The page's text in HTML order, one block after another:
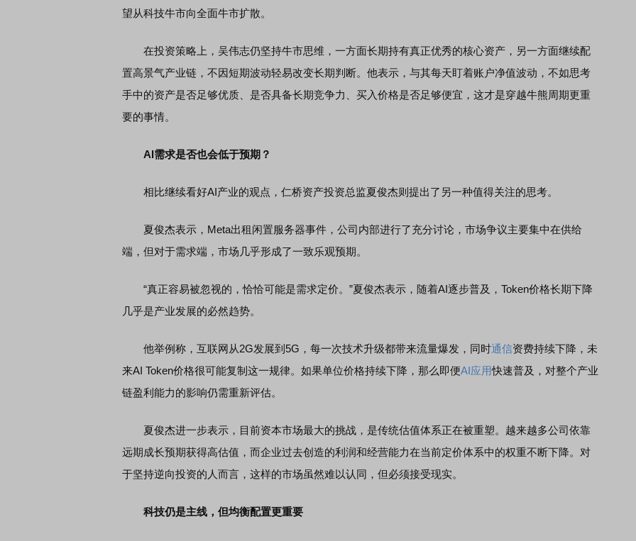
望从科技牛市向全面牛市扩散。
在投资策略上，吴伟志仍坚持牛市思维，一方面长期持有真正优秀的核心资产，另一方面继续配
置高景气产业链，不因短期波动轻易改变长期判断。他表示，与其每天盯着账户净值波动，不如思考
手中的资产是否足够优质、是否具备长期竞争力、买入价格是否足够便宜，这才是穿越牛熊周期更重
要的事情。
AI需求是否也会低于预期？
相比继续看好AI产业的观点，仁桥资产投资总监夏俊杰则提出了另一种值得关注的思考。
夏俊杰表示，Meta出租闲置服务器事件，公司内部进行了充分讨论，市场争议主要集中在供给
端，但对于需求端，市场几乎形成了一致乐观预期。
“真正容易被忽视的，恰恰可能是需求定价。”夏俊杰表示，随着AI逐步普及，Token价格长期下降
几乎是产业发展的必然趋势。
他举例称，互联网从2G发展到5G，每一次技术升级都带来流量爆发，同时通信资费持续下降，未
来AI Token价格很可能复制这一规律。如果单位价格持续下降，那么即便AI应用快速普及，对整个产业
链盈利能力的影响仍需重新评估。
夏俊杰进一步表示，目前资本市场最大的挑战，是传统估值体系正在被重塑。越来越多公司依靠
远期成长预期获得高估值，而企业过去创造的利润和经营能力在当前定价体系中的权重不断下降。对
于坚持逆向投资的人而言，这样的市场虽然难以认同，但必须接受现实。
科技仍是主线，但均衡配置更重要